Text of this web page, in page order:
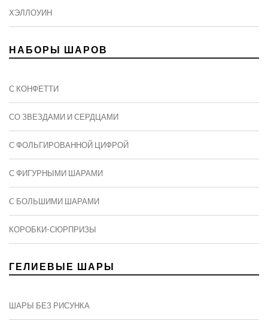
ХЭЛЛОУИН
НАБОРЫ ШАРОВ
С КОНФЕТТИ
СО ЗВЕЗДАМИ И СЕРДЦАМИ
С ФОЛЬГИРОВАННОЙ ЦИФРОЙ
С ФИГУРНЫМИ ШАРАМИ
C БОЛЬШИМИ ШАРАМИ
КОРОБКИ-СЮРПРИЗЫ
ГЕЛИЕВЫЕ ШАРЫ
ШАРЫ БЕЗ РИСУНКА